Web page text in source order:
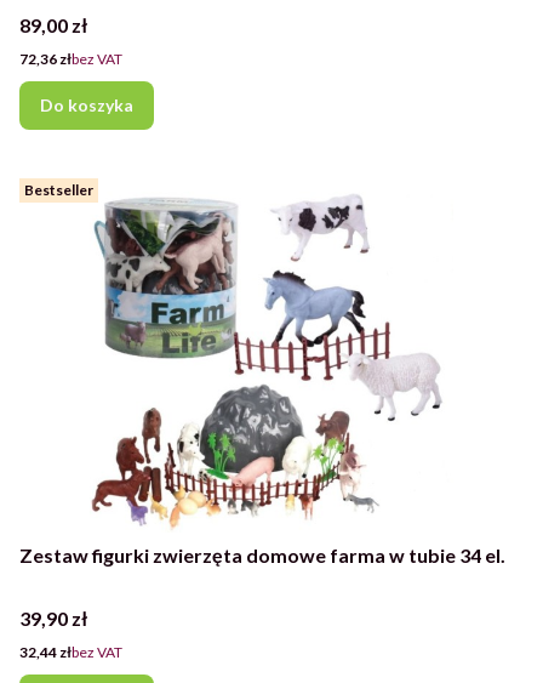
Cena
89,00 zł
Cena
72,36 złbez VAT
Do koszyka
Bestseller
Zestaw figurki zwierzęta domowe farma w tubie 34 el.
Cena
39,90 zł
Cena
32,44 złbez VAT